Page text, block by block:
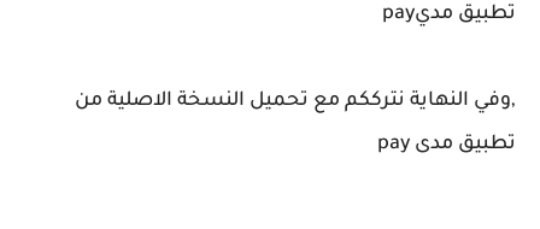
تطبيق مديpay
,وفي النهاية نترككم مع تحميل النسخة الاصلية من
تطبيق مدى pay